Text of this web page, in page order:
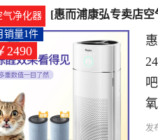
气净化器
[惠而浦康弘专卖店
元
2490
销量1件
发